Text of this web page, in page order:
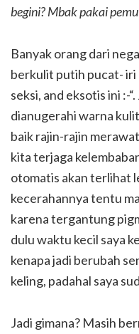
begini? Mbak pakai
Banyak orang dari
berkulit putih pucat- iri
seksi, and eksotis ini :-
dianugerahi warna
baik rajin-rajin
kita terjaga
otomatis akan terlihat
kecerahannya tentu
karena tergantung
dulu waktu kecil saya
kenapa jadi berubah
keling, padahal saya
Jadi gimana? Masih